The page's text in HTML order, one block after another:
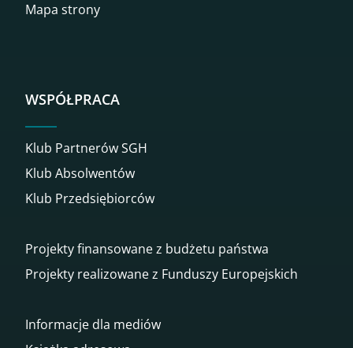
Mapa strony
WSPÓŁPRACA
Klub Partnerów SGH
Klub Absolwentów
Klub Przedsiębiorców
Projekty finansowane z budżetu państwa
Projekty realizowane z Funduszy Europejskich
Informacje dla mediów